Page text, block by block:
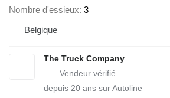
Nombre d'essieux 3
Belgique
The Truck Company
depuis 20 ans sur Autoline